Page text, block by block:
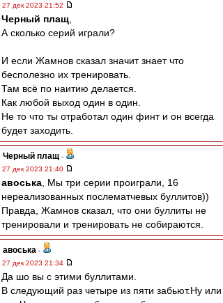
27 дек 2023 21:52
Черный плащ
А сколько серий играли?
И если Жамнов сказал значит знает что
бесполезно их тренировать.
Там всё по наитию делается.
Как любой выход один в один.
Не то что ты отработал один финт и он всегда
будет заходить.
Черный плащ -
27 дек 2023 21:40
авоська , Мы три серии проиграли, 16
нереализованных послематчевых буллитов))
Правда, Жамнов сказал, что они буллиты не
тренировали и тренировать не собираются.
авоська -
27 дек 2023 21:34
Да шо вы с этими буллитами.
В следующий раз четыре из пяти забьют.Ну или